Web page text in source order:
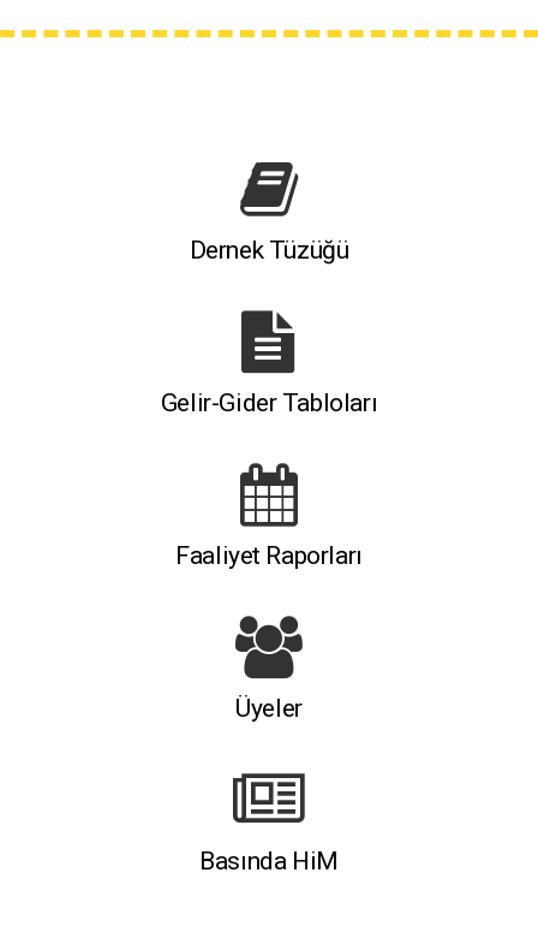
Dernek Tüzüğü
Gelir-Gider Tabloları
Faaliyet Raporları
Üyeler
Basında HiM